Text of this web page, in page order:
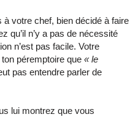
votre chef, bien décidé à faire
qu’il n’y a pas de nécessité
n’est pas facile. Votre
péremptoire que « le
pas entendre parler de
lui montrez que vous